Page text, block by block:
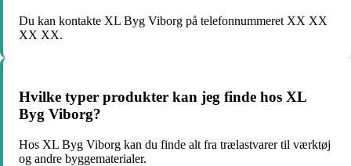
Du kan kontakte XL Byg Viborg på telefonnummeret XX XX
XX XX.
Hvilke typer produkter kan jeg finde hos XL
Byg Viborg?
Hos XL Byg Viborg kan du finde alt fra trælastvarer til værktøj
og andre byggematerialer.